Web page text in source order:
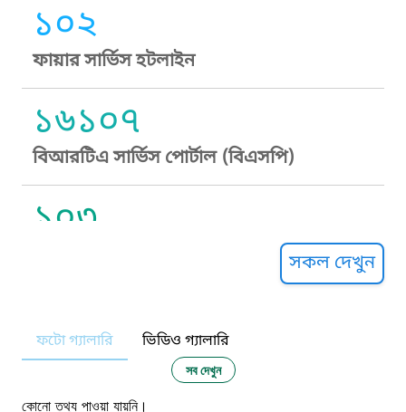
১০২
ফায়ার সার্ভিস হটলাইন
১৬১০৭
বিআরটিএ সার্ভিস পোর্টাল (বিএসপি)
১০৩
নারী ও শিশু নির্যাতন প্রতিরোধ
সকল দেখুন
ফটো গ্যালারি ভিডিও গ্যালারি
সব দেখুন
কোনো তথ্য পাওয়া যায়নি।